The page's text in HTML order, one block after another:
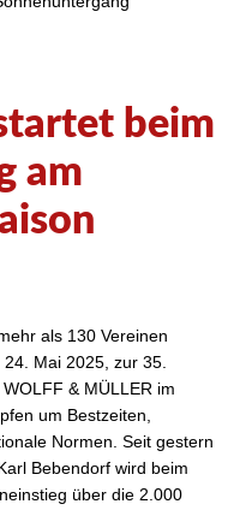
beim
am
als 130 Vereinen
Mai 2025, zur 35.
& MÜLLER im
um Bestzeiten,
Normen. Seit gestern
Bebendorf wird beim
über die 2.000